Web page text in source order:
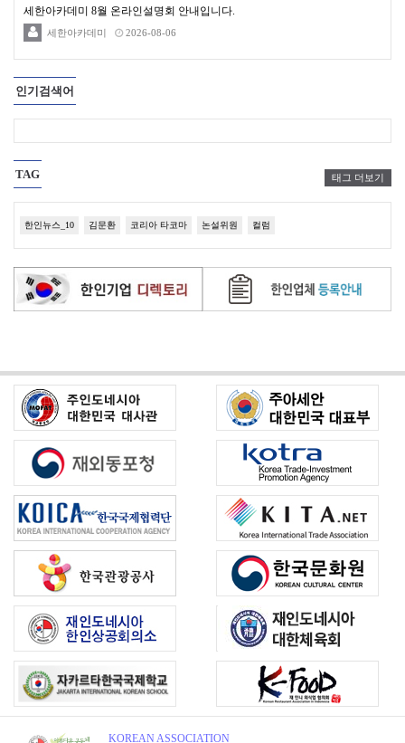
세한아카데미 8월 온라인설명회 안내입니다.
세한아카데미 2026-08-06
인기검색어
TAG 태그 더보기
한인뉴스_10 김문환 코리아 타코마 논설위원 컬럼
KOREAN ASSOCIATION